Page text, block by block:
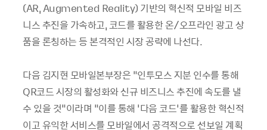
(AR, Augmented Reality) 기반의 혁신적 모바일 비즈
니스 추진을 가속하고, 코드를 활용한 온/오프라인 광고 상
품을 론칭하는 등 본격적인 시장 공략에 나선다.
다음 김지현 모바일본부장은 “인투모스 지분 인수를 통해
QR코드 시장의 활성화와 신규 비즈니스 추진에 속도를 낼
수 있을 것”이라며 “이를 통해 ‘다음 코드’를 활용한 혁신적
이고 유익한 서비스를 모바일에서 공격적으로 선보일 계획